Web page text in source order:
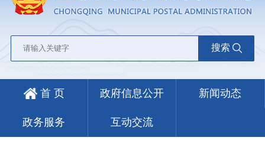
搜索
首 页 政府信息公开 新闻动态
政务服务 互动交流